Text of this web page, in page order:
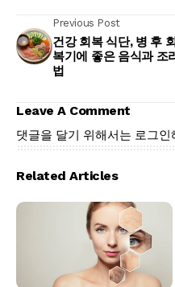
Previous Post
건강 회복 식단, 병 후 회
복기에 좋은 음식과 조
법
Leave A Comment
댓글을 달기 위해서는 로그인
Related Articles